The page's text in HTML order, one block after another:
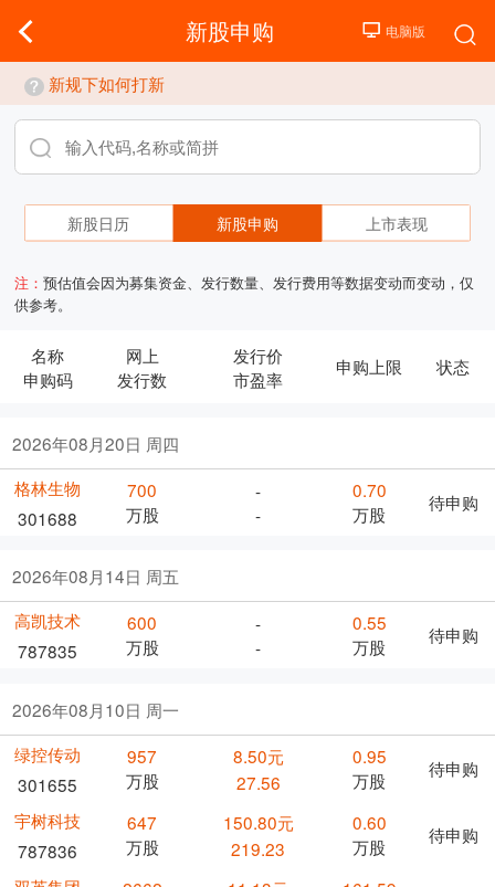
新股申购
新规下如何打新
新股日历 新股申购 上市表现
注：预估值会因为募集资金、发行数量、发行费用等数据变动而变动，仅
供参考。
名称
申购码
网上
发行数
发行价
市盈率
申购上限 状态
2026年08月20日 周四
格林生物
301688
700
万股
-
-
0.70
万股
待申购
2026年08月14日 周五
高凯技术
787835
600
万股
-
-
0.55
万股
待申购
2026年08月10日 周一
绿控传动
301655
957
万股
8.50元
27.56
0.95
万股
待申购
宇树科技
787836
647
万股
150.80元
219.23
0.60
万股
待申购